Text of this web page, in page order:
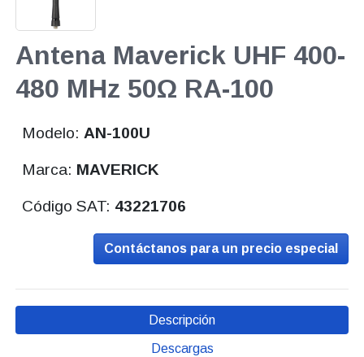
Antena Maverick UHF 400-
480 MHz 50Ω RA-100
Modelo:AN-100U
Marca: MAVERICK
Código SAT: 43221706
Contáctanos para un precio especial
Descripción
Descargas